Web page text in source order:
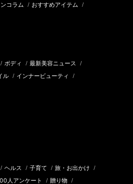
コラム / おすすめアイテム /
/ ボディ / 最新美容ニュース /
ル / インナービューティ /
/ ヘルス / 子育て / 旅・お出かけ /
人アンケート / 贈り物 /